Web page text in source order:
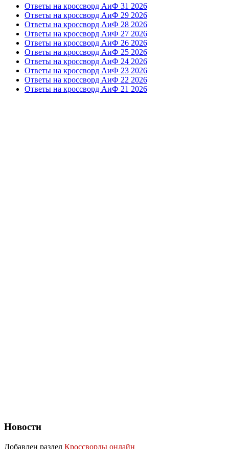
Ответы на кроссворд АиФ 31 2026
Ответы на кроссворд АиФ 29 2026
Ответы на кроссворд АиФ 28 2026
Ответы на кроссворд АиФ 27 2026
Ответы на кроссворд АиФ 26 2026
Ответы на кроссворд АиФ 25 2026
Ответы на кроссворд АиФ 24 2026
Ответы на кроссворд АиФ 23 2026
Ответы на кроссворд АиФ 22 2026
Ответы на кроссворд АиФ 21 2026
Новости
Добавлен раздел Кроссворды онлайн